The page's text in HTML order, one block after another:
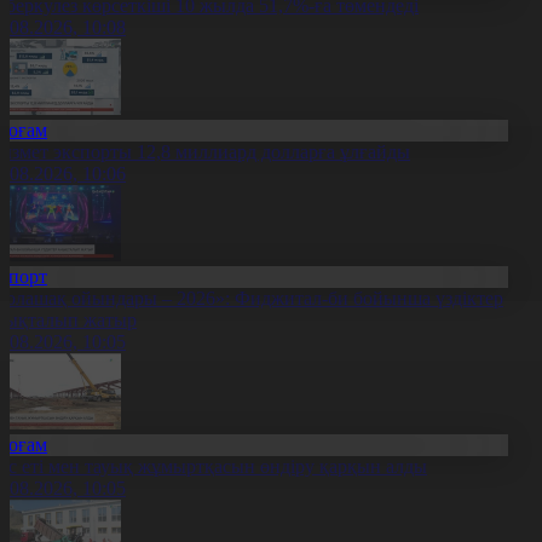
көрсеткіші 10 жылда 51,7%-ға төмендеді
10:08
экспорты 12,8 миллиард долларға ұлғайды
10:06
ойындары – 2026»: Фиджитал-би бойынша үздіктер
жатыр
10:05
еті мен тауық жұмыртқасын өндіру қарқын алды
10:05